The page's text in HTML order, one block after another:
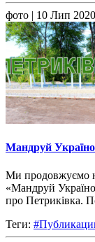
фото | 10 Лип
Мандруй
Ми продовжуємо
«Мандруй
про Петриківка.
Теги: